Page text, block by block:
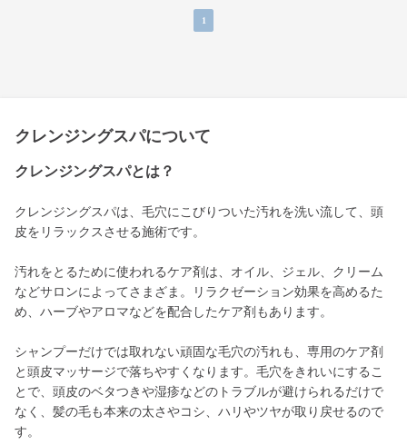
1
クレンジングスパについて
クレンジングスパとは？
クレンジングスパは、毛穴にこびりついた汚れを洗い流して、頭
皮をリラックスさせる施術です。
汚れをとるために使われるケア剤は、オイル、ジェル、クリーム
などサロンによってさまざま。リラクゼーション効果を高めるた
め、ハーブやアロマなどを配合したケア剤もあります。
シャンプーだけでは取れない頑固な毛穴の汚れも、専用のケア剤
と頭皮マッサージで落ちやすくなります。毛穴をきれいにするこ
とで、頭皮のベタつきや湿疹などのトラブルが避けられるだけで
なく、髪の毛も本来の太さやコシ、ハリやツヤが取り戻せるので
す。